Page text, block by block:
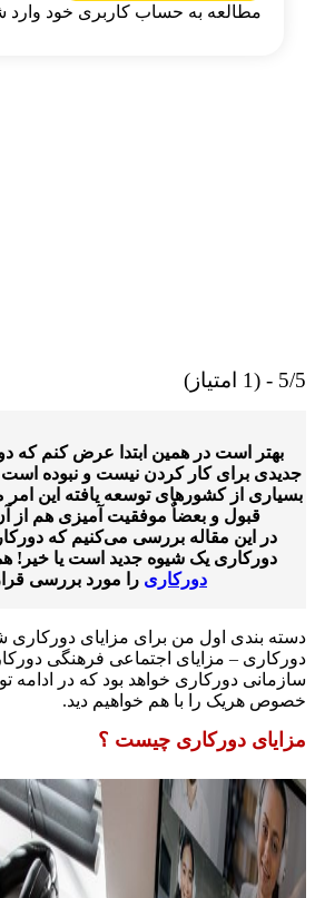
مطالعه به حساب کاربری خود وارد شوید
بهتر است در همین ابتدا عرض کنم که
برای کار کردن نیست و نبوده است
از کشور‌های توسعه یافته این امر
قبول و بعضاٌ موفقیت آمیزی هم از آن
در این مقاله بررسی می‌کنیم که دورکاری
دورکاری یک شیوه جدید است یا خیر!
دورکاریرا مورد بررسی قرار
بندی اول من برای مزایای دورکاری
– مزایای اجتماعی فرهنگی دورکاری
دورکاری خواهد بود که در ادامه
هریک را با هم خواهیم دید.
دورکاری چیست ؟